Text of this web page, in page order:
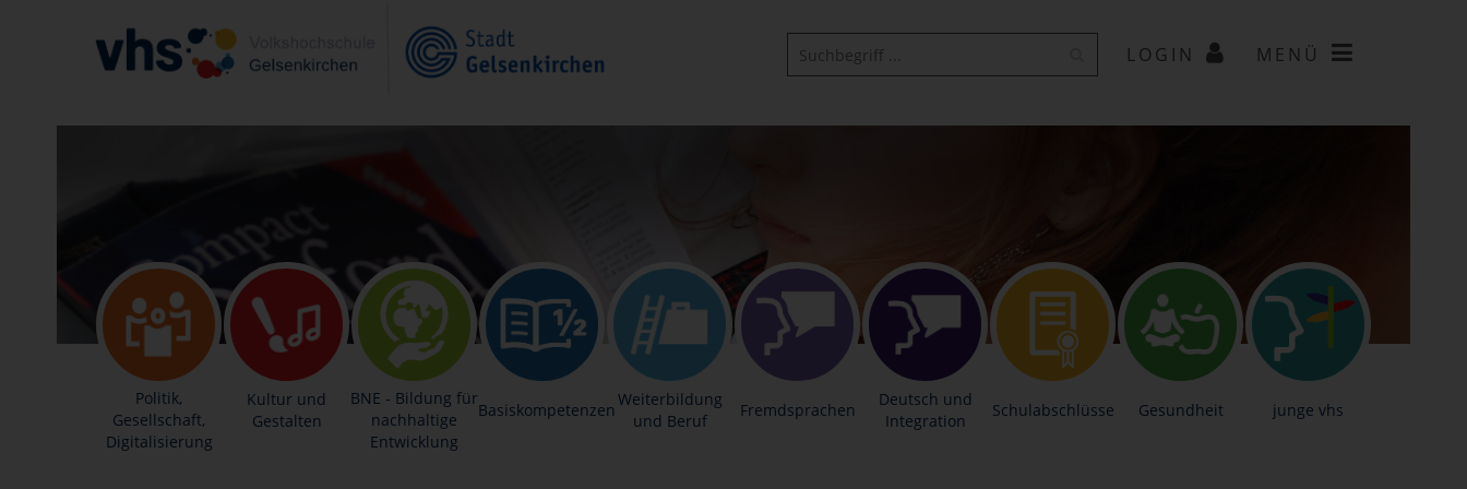
LOGIN MENÜ
Politik,
Gesellschaft,
Digitalisierung
Kultur und
Gestalten
BNE - Bildung für
nachhaltige
Entwicklung
Basiskompetenzen
Weiterbildung
und Beruf
Fremdsprachen
Deutsch und
Integration
Schulabschlüsse Gesundheit junge vhs